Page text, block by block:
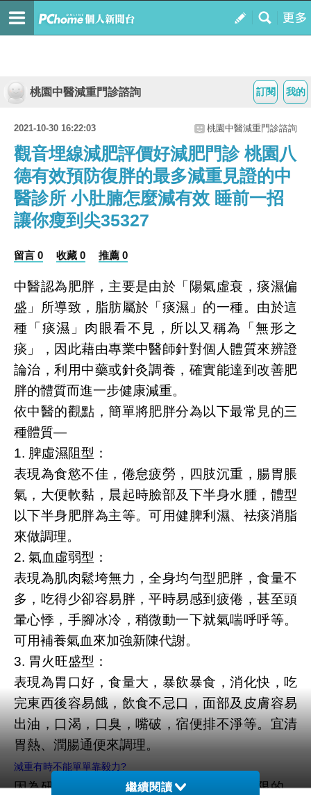
我的
訂閱
桃園中醫減重門診諮詢
2021-10-30 16:22:03 桃園中醫減重門診諮詢
觀音埋線減肥評價好減肥門診 桃園八
德有效預防復胖的最多減重見證的中
醫診所 小肚腩怎麼減有效 睡前一招
讓你瘦到尖35327
留言 0 收藏 0 推薦 0
中醫認為肥胖，主要是由於「陽氣虛衰，痰濕偏
盛」所導致，脂肪屬於「痰濕」的一種。由於這
種「痰濕」肉眼看不見，所以又稱為「無形之
痰」，因此藉由專業中醫師針對個人體質來辨證
論治，利用中藥或針灸調養，確實能達到改善肥
胖的體質而進一步健康減重。
依中醫的觀點，簡單將肥胖分為以下最常見的三
種體質—
1. 脾虛濕阻型：
表現為食慾不佳，倦怠疲勞，四肢沉重，腸胃脹
氣，大便軟黏，晨起時臉部及下半身水腫，體型
以下半身肥胖為主等。可用健脾利濕、袪痰消脂
來做調理。
2. 氣血虛弱型：
表現為肌肉鬆垮無力，全身均勻型肥胖，食量不
多，吃得少卻容易胖，平時易感到疲倦，甚至頭
暈心悸，手腳冰冷，稍微動一下就氣喘呼呼等。
可用補養氣血來加強新陳代謝。
3. 胃火旺盛型：
表現為胃口好，食量大，暴飲暴食，消化快，吃
完東西後容易餓，飲食不忌口，面部及皮膚容易
出油，口渴，口臭，嘴破，宿便排不淨等。宜清
胃熱、潤腸通便來調理。
減重有時不能單單靠毅力?
因為研究已經證明了每個人的意志力是有限的，
繼續閱讀